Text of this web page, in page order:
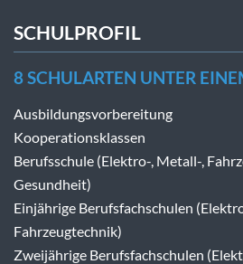
SCHULPROFIL
8 SCHULARTEN UNTER
Ausbildungsvorbereitung
Kooperationsklassen
Berufsschule (Elektro-, Metall-,
Gesundheit)
Einjährige Berufsfachschulen
Fahrzeugtechnik)
Zweijährige Berufsfachschulen